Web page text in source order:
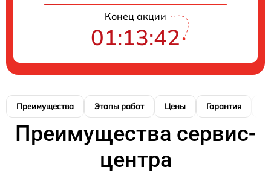
Конец акции
01:13:41
Преимущества Этапы работ Цены Гарантия
Преимущества сервис-
центра